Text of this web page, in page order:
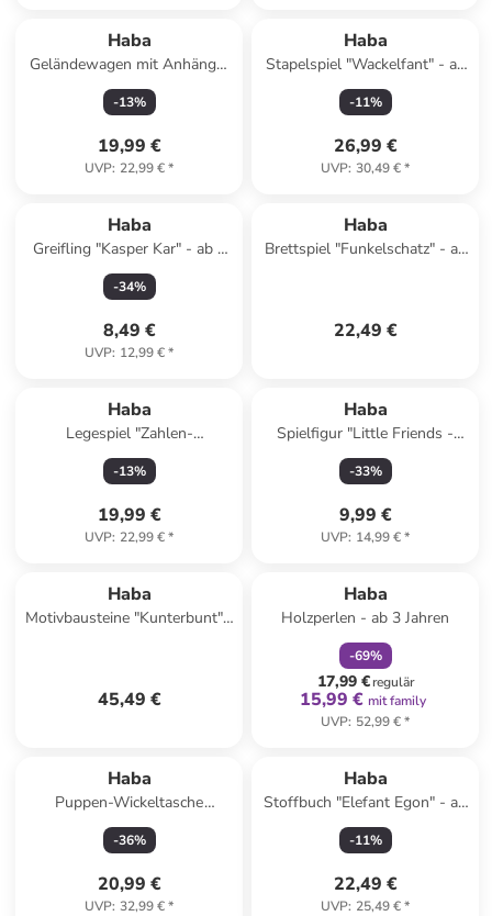
Haba
Geländewagen mit Anhänger
in Grün - ab 2 Jahren
-13%
19,99 €
UVP: 22,99 €*
Haba
Stapelspiel "Wackelfant" - ab
2 Jahren
-11%
26,99 €
UVP: 30,49 €*
Haba
Greifling "Kasper Kar" - ab 6
Monaten
-34%
8,49 €
UVP: 12,99 €*
Haba
Brettspiel "Funkelschatz" - ab
22,49 €
Haba
Legespiel "Zahlen-
Bauernhof"- ab 2 Jahren
-13%
19,99 €
UVP: 22,99 €*
Haba
Spielfigur "Little Friends -
Puppe Opa Kurt" - ab 3
Jahren
-33%
9,99 €
UVP: 14,99 €*
Haba
Motivbausteine "Kunterbunt" -
45,49 €
Haba
Holzperlen - ab 3 Jahren
-69%
17,99 €regulär
15,99 € mit family
UVP: 52,99 €*
Haba
Puppen-Wickeltasche
"Sommerwiese" - ab 18
Monaten
-36%
20,99 €
UVP: 32,99 €*
Haba
Stoffbuch "Elefant Egon" - ab
6 Monaten
-11%
22,49 €
UVP: 25,49 €*